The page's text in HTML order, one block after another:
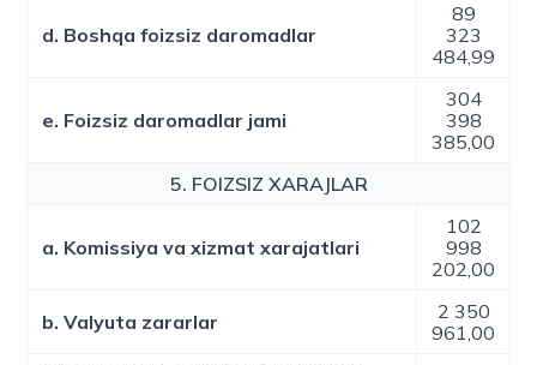
d. Boshqa foizsiz daromadlar
89
323
484,99
e. Foizsiz daromadlar jami
304
398
385,00
5. FOIZSIZ XARAJLAR
a. Komissiya va xizmat xarajatlari
102
998
202,00
b. Valyuta zararlar
2 350
961,00